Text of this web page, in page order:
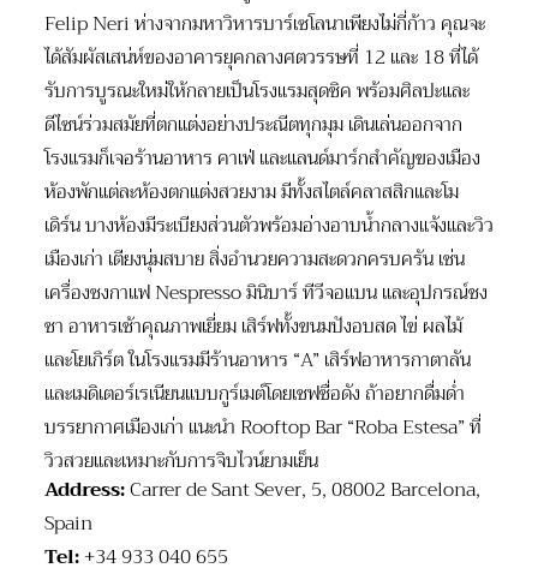
Felip Neri ห่างจากมหาวิหารบาร์เซโลนาเพียงไม่กี่ก้าว คุณจะ
ได้สัมผัสเสน่ห์ของอาคารยุคกลางศตวรรษที่ 12 และ 18 ที่ได้
รับการบูรณะใหม่ให้กลายเป็นโรงแรมสุดชิค พร้อมศิลปะและ
ดีไซน์ร่วมสมัยที่ตกแต่งอย่างประณีตทุกมุม เดินเล่นออกจาก
โรงแรมก็เจอร้านอาหาร คาเฟ่ และแลนด์มาร์กสำคัญของเมือง
ห้องพักแต่ละห้องตกแต่งสวยงาม มีทั้งสไตล์คลาสสิกและโม
เดิร์น บางห้องมีระเบียงส่วนตัวพร้อมอ่างอาบน้ำกลางแจ้งและวิว
เมืองเก่า เตียงนุ่มสบาย สิ่งอำนวยความสะดวกครบครัน เช่น
เครื่องชงกาแฟ Nespresso มินิบาร์ ทีวีจอแบน และอุปกรณ์ชง
ชา อาหารเช้าคุณภาพเยี่ยม เสิร์ฟทั้งขนมปังอบสด ไข่ ผลไม้
และโยเกิร์ต ในโรงแรมมีร้านอาหาร “A” เสิร์ฟอาหารกาตาลัน
และเมดิเตอร์เรเนียนแบบกูร์เมต์โดยเชฟชื่อดัง ถ้าอยากดื่มด่ำ
บรรยากาศเมืองเก่า แนะนำ Rooftop Bar “Roba Estesa” ที่
วิวสวยและเหมาะกับการจิบไวน์ยามเย็น
Address:Carrer de Sant Sever, 5, 08002 Barcelona,
Spain
Tel:+34 933 040 655